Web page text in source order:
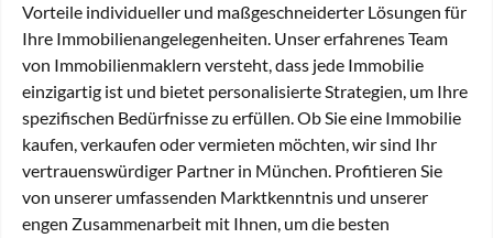
Vorteile individueller und maßgeschneiderter Lösungen für
Ihre Immobilienangelegenheiten. Unser erfahrenes Team
von Immobilienmaklern versteht, dass jede Immobilie
einzigartig ist und bietet personalisierte Strategien, um Ihre
spezifischen Bedürfnisse zu erfüllen. Ob Sie eine Immobilie
kaufen, verkaufen oder vermieten möchten, wir sind Ihr
vertrauenswürdiger Partner in München. Profitieren Sie
von unserer umfassenden Marktkenntnis und unserer
engen Zusammenarbeit mit Ihnen, um die besten